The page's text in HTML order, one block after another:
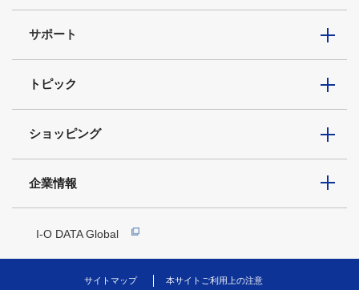
サポート
トピック
ショッピング
企業情報
I-O DATA Global
サイトマップ 本サイトご利用上の注意